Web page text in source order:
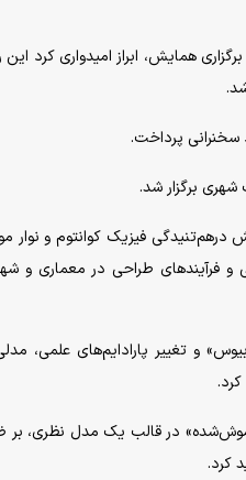
همایش، ابراز امیدواری کرد این
سخنرانی پرداخت.
برگزار شد.
درهم‌تنیدگی فیزیک کوانتوم و نوار
و فرآیند‌های طراحی در معماری و
و تغییر پارادایم‌های علمی،
فراموش‌شده» در قالب یک مدل نظری،
کرد.